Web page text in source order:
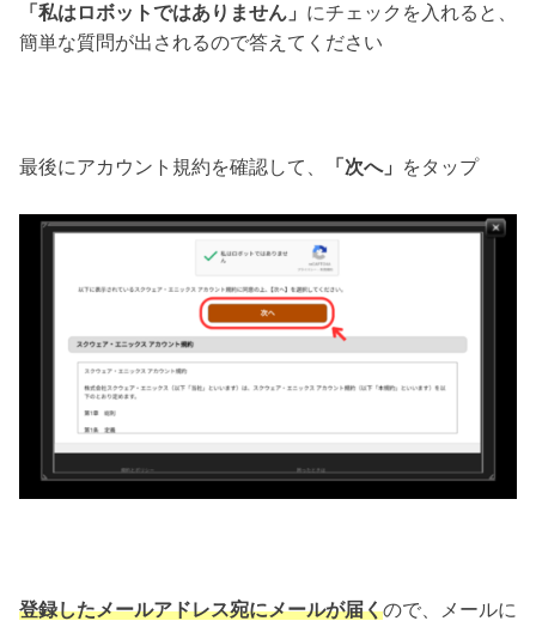
「私はロボットではありません」 にチェックを入れると、
簡単な質問が出されるので答えてください
最後にアカウント規約を確認して、 「次へ」 をタップ
登録したメールアドレス宛にメールが届くので、メールに